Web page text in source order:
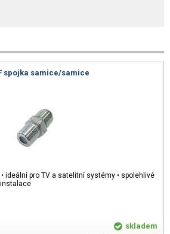
spojka samice/samice
ideální pro TV a satelitní systémy • spolehlivé
instalace
skladem